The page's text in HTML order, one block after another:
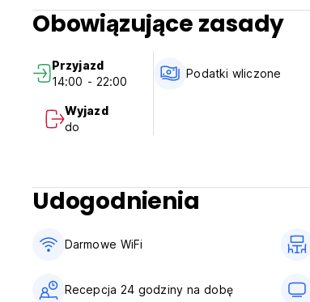
Recepcja od 6:00 do 00:00
Brak godziny policyjnej
Zwierzęta są akceptowane (Auto-translated from
Obowiązujące zasady
Przyjazd
14:00 - 22:00
Wyjazd
do
Podatki wliczone
Udogodnienia
Darmowe WiFi
Recepcja 24 godziny na dobę